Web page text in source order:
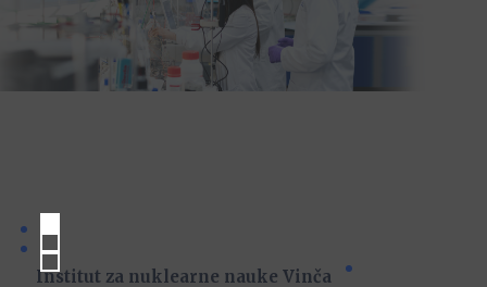
Institut za nuklearne nauke Vinča